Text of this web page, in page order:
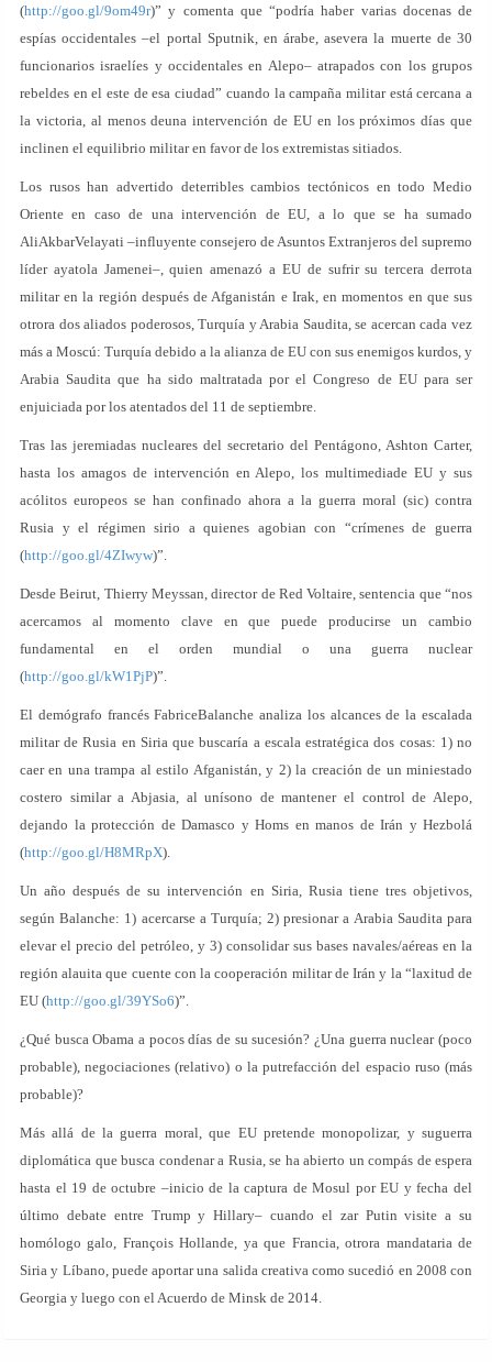
(http://goo.gl/9om49r)” y comenta que “podría haber varias docenas de
espías occidentales –el portal Sputnik, en árabe, asevera la muerte de 30
funcionarios israelíes y occidentales en Alepo– atrapados con los grupos
rebeldes en el este de esa ciudad” cuando la campaña militar está cercana a
la victoria, al menos deuna intervención de EU en los próximos días que
inclinen el equilibrio militar en favor de los extremistas sitiados.
Los rusos han advertido deterribles cambios tectónicos en todo Medio
Oriente en caso de una intervención de EU, a lo que se ha sumado
AliAkbarVelayati –influyente consejero de Asuntos Extranjeros del supremo
líder ayatola Jamenei–, quien amenazó a EU de sufrir su tercera derrota
militar en la región después de Afganistán e Irak, en momentos en que sus
otrora dos aliados poderosos, Turquía y Arabia Saudita, se acercan cada vez
más a Moscú: Turquía debido a la alianza de EU con sus enemigos kurdos, y
Arabia Saudita que ha sido maltratada por el Congreso de EU para ser
enjuiciada por los atentados del 11 de septiembre.
Tras las jeremiadas nucleares del secretario del Pentágono, Ashton Carter,
hasta los amagos de intervención en Alepo, los multimediade EU y sus
acólitos europeos se han confinado ahora a la guerra moral (sic) contra
Rusia y el régimen sirio a quienes agobian con “crímenes de guerra
(http://goo.gl/4ZIwyw)”.
Desde Beirut, Thierry Meyssan, director de Red Voltaire, sentencia que “nos
acercamos al momento clave en que puede producirse un cambio
fundamental en el orden mundial o una guerra nuclear
(http://goo.gl/kW1PjP)”.
El demógrafo francés FabriceBalanche analiza los alcances de la escalada
militar de Rusia en Siria que buscaría a escala estratégica dos cosas: 1) no
caer en una trampa al estilo Afganistán, y 2) la creación de un miniestado
costero similar a Abjasia, al unísono de mantener el control de Alepo,
dejando la protección de Damasco y Homs en manos de Irán y Hezbolá
(http://goo.gl/H8MRpX).
Un año después de su intervención en Siria, Rusia tiene tres objetivos,
según Balanche: 1) acercarse a Turquía; 2) presionar a Arabia Saudita para
elevar el precio del petróleo, y 3) consolidar sus bases navales/aéreas en la
región alauita que cuente con la cooperación militar de Irán y la “laxitud de
EU (http://goo.gl/39YSo6)”.
¿Qué busca Obama a pocos días de su sucesión? ¿Una guerra nuclear (poco
probable), negociaciones (relativo) o la putrefacción del espacio ruso (más
probable)?
Más allá de la guerra moral, que EU pretende monopolizar, y suguerra
diplomática que busca condenar a Rusia, se ha abierto un compás de espera
hasta el 19 de octubre –inicio de la captura de Mosul por EU y fecha del
último debate entre Trump y Hillary– cuando el zar Putin visite a su
homólogo galo, François Hollande, ya que Francia, otrora mandataria de
Siria y Líbano, puede aportar una salida creativa como sucedió en 2008 con
Georgia y luego con el Acuerdo de Minsk de 2014.